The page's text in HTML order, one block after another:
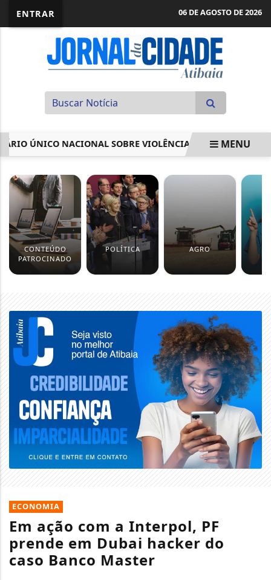
ENTRAR 06 DE AGOSTO DE 2026
ÚNICO NACIONAL SOBRE VIOLÊNCIA DOMÉSTICA CMN
MENU
CONTEÚDO
PATROCINADO
POLÍTICA AGRO
ECONOMIA
Em ação com a Interpol, PF
prende em Dubai hacker do
caso Banco Master